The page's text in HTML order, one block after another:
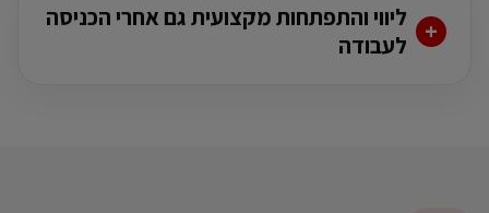
ליווי והתפתחות מקצועית גם אחרי הכניסה
לעבודה